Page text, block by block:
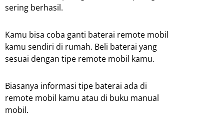
sering berhasil.
Kamu bisa coba ganti baterai remote mobil
kamu sendiri di rumah. Beli baterai yang
sesuai dengan tipe remote mobil kamu.
Biasanya informasi tipe baterai ada di
remote mobil kamu atau di buku manual
mobil.